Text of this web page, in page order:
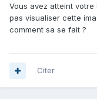
Vous avez atteint
pas visualiser cette
comment sa se fait ?
Citer